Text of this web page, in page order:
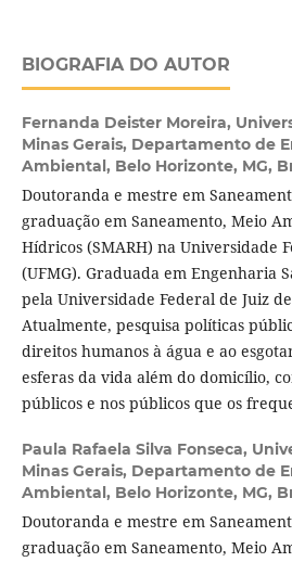
BIOGRAFIA DO AUTOR
Fernanda Deister Moreira,
Minas Gerais, Departamento de
Ambiental, Belo Horizonte, MG,
Doutoranda e mestre em
graduação em Saneamento, Meio
Hídricos (SMARH) na Universidade
(UFMG). Graduada em Engenharia
pela Universidade Federal de Juiz de
Atualmente, pesquisa políticas
direitos humanos à água e ao
esferas da vida além do domicílio,
públicos e nos públicos que os
Paula Rafaela Silva Fonseca,
Minas Gerais, Departamento de
Ambiental, Belo Horizonte, MG,
Doutoranda e mestre em
graduação em Saneamento, Meio